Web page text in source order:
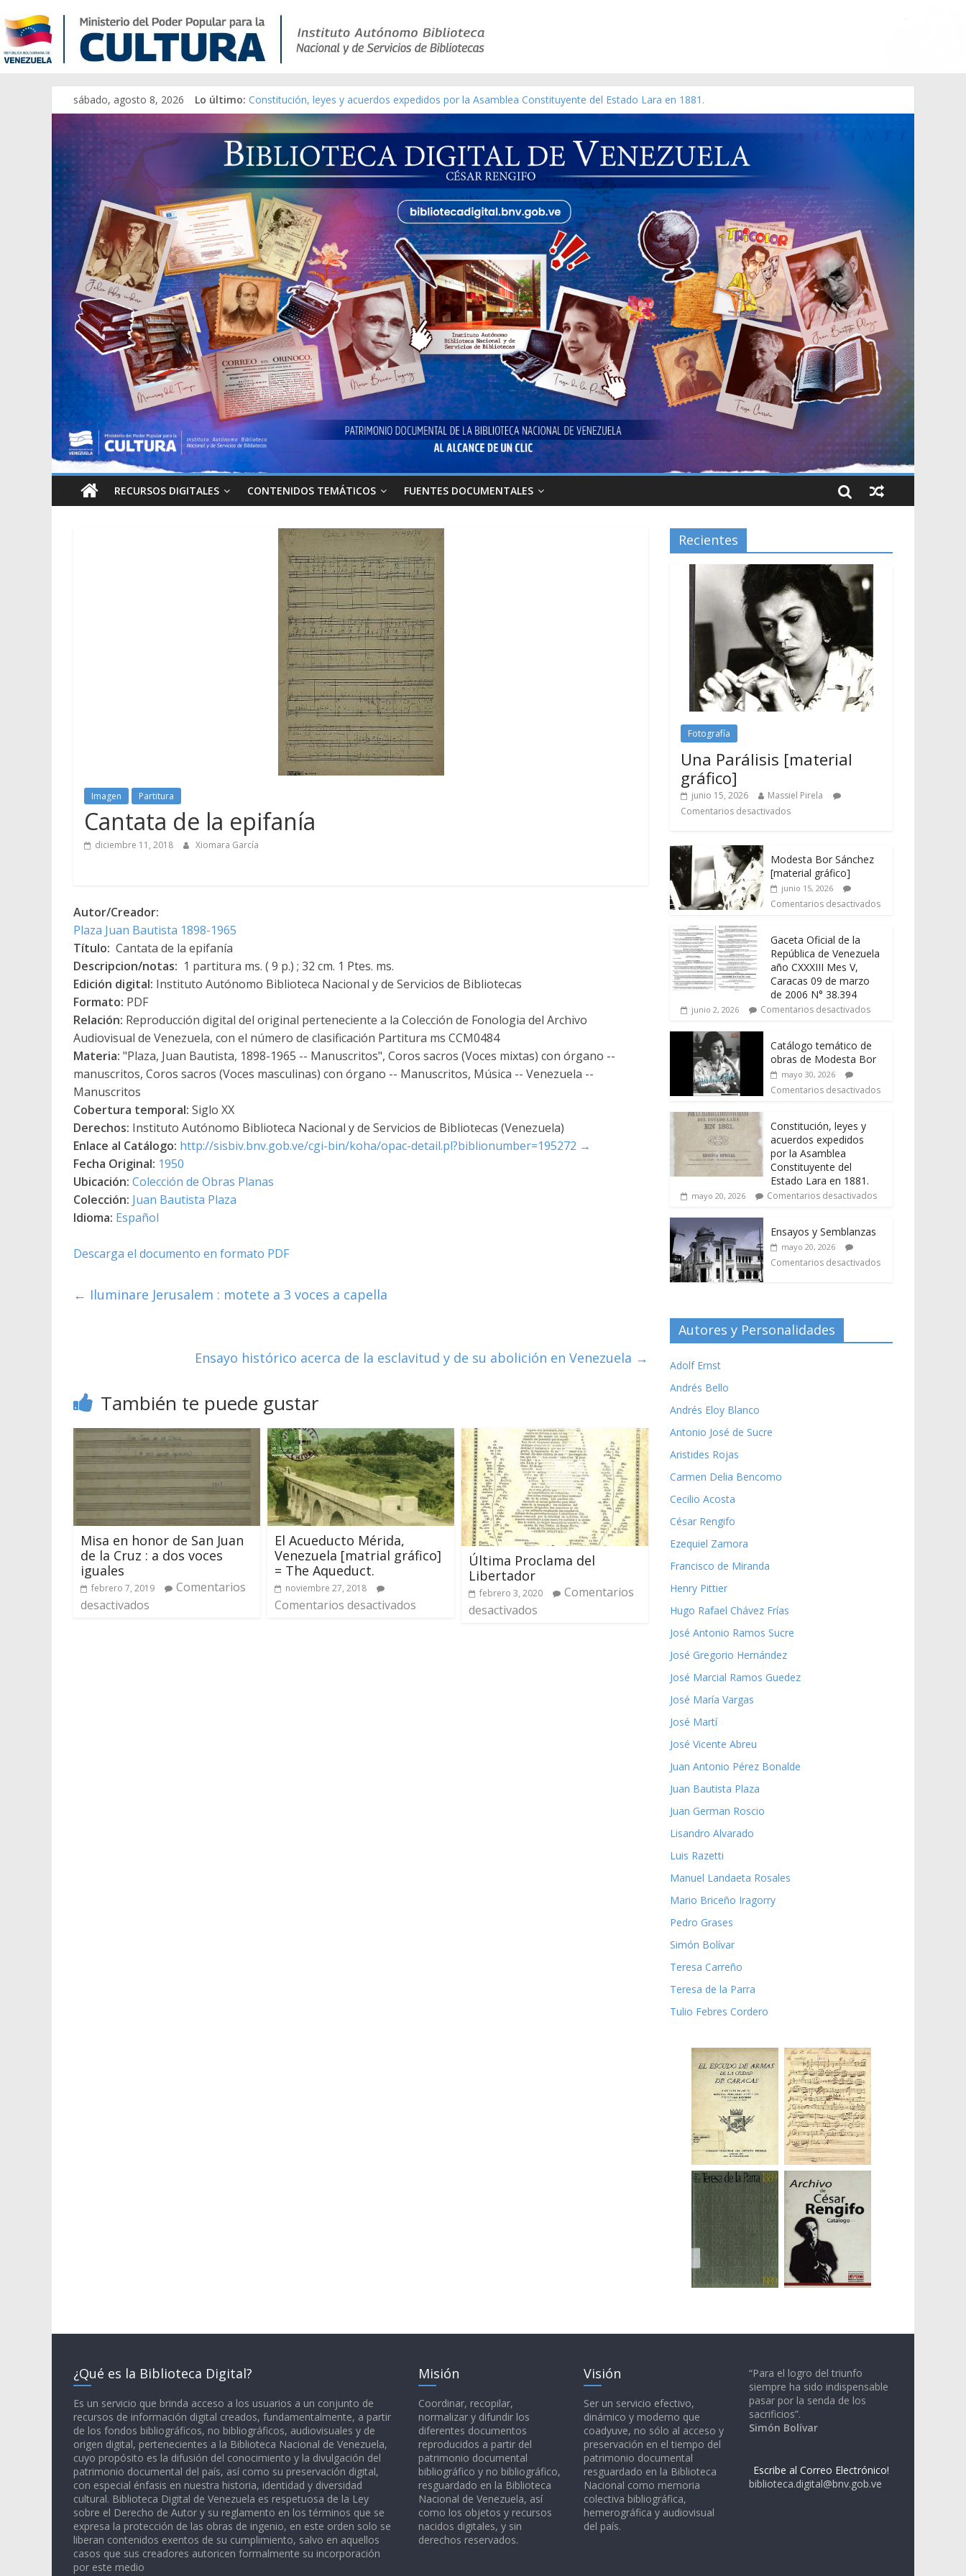
sábado, agosto 8, 2026 Lo último: Constitución, leyes y acuerdos expedidos por la Asamblea Constituyente del Estado Lara en 1881.
Una Parálisis [material gráfico]
Modesta Bor Sánchez [material gráfico]
Gaceta Oficial de la República de Venezuela año CXXXIII Mes V, Caracas 09 de marzo de 2006 N° 38.394
Catálogo temático de obras de Modesta Bor
RECURSOS DIGITALES CONTENIDOS TEMÁTICOS FUENTES DOCUMENTALES
Imagen Partitura
Cantata de la epifanía
diciembre 11, 2018 Xiomara García
Autor/Creador:
Plaza Juan Bautista 1898-1965
Título: Cantata de la epifanía
Descripcion/notas: 1 partitura ms. ( 9 p.) ; 32 cm. 1 Ptes. ms.
Edición digital: Instituto Autónomo Biblioteca Nacional y de Servicios de Bibliotecas
Formato: PDF
Relación: Reproducción digital del original perteneciente a la Colección de Fonologia del Archivo
Audiovisual de Venezuela, con el número de clasificación Partitura ms CCM0484
Materia: "Plaza, Juan Bautista, 1898-1965 -- Manuscritos", Coros sacros (Voces mixtas) con órgano --
manuscritos, Coros sacros (Voces masculinas) con órgano -- Manuscritos, Música -- Venezuela --
Manuscritos
Cobertura temporal: Siglo XX
Derechos: Instituto Autónomo Biblioteca Nacional y de Servicios de Bibliotecas (Venezuela)
Enlace al Catálogo: http://sisbiv.bnv.gob.ve/cgi-bin/koha/opac-detail.pl?biblionumber=195272 →
Fecha Original: 1950
Ubicación: Colección de Obras Planas
Colección: Juan Bautista Plaza
Idioma: Español
Descarga el documento en formato PDF
← Iluminare Jerusalem : motete a 3 voces a capella
Ensayo histórico acerca de la esclavitud y de su abolición en Venezuela →
También te puede gustar
Misa en honor de San Juan
de la Cruz : a dos voces
iguales
febrero 7, 2019
Comentarios
desactivados
El Acueducto Mérida,
Venezuela [matrial gráfico]
= The Aqueduct.
noviembre 27, 2018
Comentarios desactivados
Última Proclama del
Libertador
febrero 3, 2020
Comentarios
desactivados
Recientes
Fotografía
Una Parálisis [material
gráfico]
junio 15, 2026
Massiel Pirela
Comentarios desactivados
Modesta Bor Sánchez
[material gráfico]
junio 15, 2026
Comentarios desactivados
Gaceta Oficial de la
República de Venezuela
año CXXXIII Mes V,
Caracas 09 de marzo
de 2006 N° 38.394
junio 2, 2026 Comentarios desactivados
Catálogo temático de
obras de Modesta Bor
mayo 30, 2026
Comentarios desactivados
Constitución, leyes y
acuerdos expedidos
por la Asamblea
Constituyente del
Estado Lara en 1881.
mayo 20, 2026 Comentarios desactivados
Ensayos y Semblanzas
mayo 20, 2026
Comentarios desactivados
Autores y Personalidades
Adolf Ernst
Andrés Bello
Andrés Eloy Blanco
Antonio José de Sucre
Aristides Rojas
Carmen Delia Bencomo
Cecilio Acosta
César Rengifo
Ezequiel Zamora
Francisco de Miranda
Henry Pittier
Hugo Rafael Chávez Frías
José Antonio Ramos Sucre
José Gregorio Hernández
José Marcial Ramos Guedez
José María Vargas
José Martí
José Vicente Abreu
Juan Antonio Pérez Bonalde
Juan Bautista Plaza
Juan German Roscio
Lisandro Alvarado
Luis Razetti
Manuel Landaeta Rosales
Mario Briceño Iragorry
Pedro Grases
Simón Bolívar
Teresa Carreño
Teresa de la Parra
Tulio Febres Cordero
¿Qué es la Biblioteca Digital?
Es un servicio que brinda acceso a los usuarios a un conjunto de
recursos de información digital creados, fundamentalmente, a partir
de los fondos bibliográficos, no bibliográficos, audiovisuales y de
origen digital, pertenecientes a la Biblioteca Nacional de Venezuela,
cuyo propósito es la difusión del conocimiento y la divulgación del
patrimonio documental del país, así como su preservación digital,
con especial énfasis en nuestra historia, identidad y diversidad
cultural. Biblioteca Digital de Venezuela es respetuosa de la Ley
sobre el Derecho de Autor y su reglamento en los términos que se
expresa la protección de las obras de ingenio, en este orden solo se
liberan contenidos exentos de su cumplimiento, salvo en aquellos
casos que sus creadores autoricen formalmente su incorporación
por este medio
Misión
Coordinar, recopilar,
normalizar y difundir los
diferentes documentos
reproducidos a partir del
patrimonio documental
bibliográfico y no bibliográfico,
resguardado en la Biblioteca
Nacional de Venezuela, así
como los objetos y recursos
nacidos digitales, y sin
derechos reservados.
Visión
Ser un servicio efectivo,
dinámico y moderno que
coadyuve, no sólo al acceso y
preservación en el tiempo del
patrimonio documental
resguardado en la Biblioteca
Nacional como memoria
colectiva bibliográfica,
hemerográfica y audiovisual
del país.
“Para el logro del triunfo
siempre ha sido indispensable
pasar por la senda de los
sacrificios”.
Simón Bolívar
Escribe al Correo Electrónico!
biblioteca.digital@bnv.gob.ve